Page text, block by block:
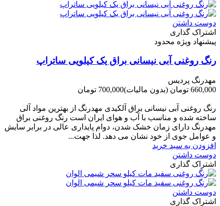
دوست داشتن
اشتراک گذاری
پیشنهاد ویژه محدود
رنگ روغنی آبی نیسانی براق یک کیلویی ساتراپ
مهدرنگ پردیس
660,000 تومان
(بدون مالیات)700,000 تومان
رنگ روغنی آبی نیسانی براق آلکیدی مهدرنگ از بهترین مواد آلی
ساخته شده و مناسب با آب و هوای ایران است رنگ روغنی براق
مهدرنگ دارای زﻣﺎن ﺧﺸﮏ ﺷﺪن، دوام ﭘﺎﯾﺪاری عالی در ﺑﺮاﺑﺮ ﺳﺎﯾﺶ
و ﻋﻮاﻣﻞ ﺟﻮی از ﺧﻮد ﻧﺸﺎن ﻣﯽ دﻫﺪ. ﻟﺬا ﺟﻬﺖ...
افزودن به سبد خرید
دوست داشتن
اشتراک گذاری
دوست داشتن
اشتراک گذاری